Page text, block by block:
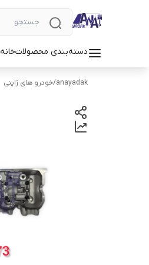
دسته‌بندی محصولاتخانه
anayadak
/خودرو های ژاپنی